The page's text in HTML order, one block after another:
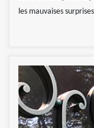
les mauvaises